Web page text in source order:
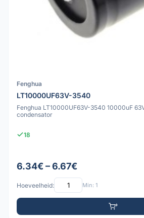
Fenghua
LT10000UF63V-3540
Fenghua LT10000UF63V-3540 10000uF
condensator
18
6.34€ – 6.67€
Hoeveelheid: Min: 1